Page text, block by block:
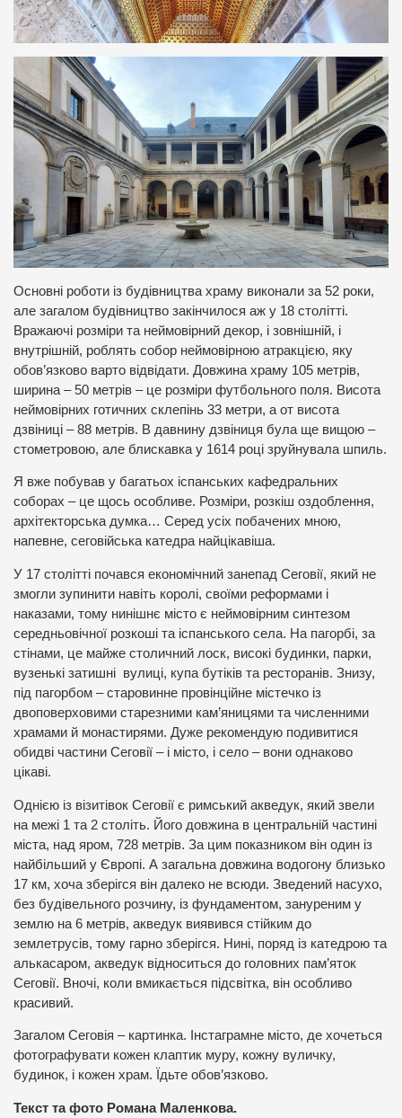
Основні роботи із будівництва храму виконали за 52 роки,
але загалом будівництво закінчилося аж у 18 столітті.
Вражаючі розміри та неймовірний декор, і зовнішній, і
внутрішній, роблять собор неймовірною атракцією, яку
обов’язково варто відвідати. Довжина храму 105 метрів,
ширина – 50 метрів – це розміри футбольного поля. Висота
неймовірних готичних склепінь 33 метри, а от висота
дзвіниці – 88 метрів. В давнину дзвіниця була ще вищою –
стометровою, але блискавка у 1614 році зруйнувала шпиль.
Я вже побував у багатьох іспанських кафедральних
соборах – це щось особливе. Розміри, розкіш оздоблення,
архітекторська думка… Серед усіх побачених мною,
напевне, сеговійська катедра найцікавіша.
У 17 столітті почався економічний занепад Сеговії, який не
змогли зупинити навіть королі, своїми реформами і
наказами, тому нинішнє місто є неймовірним синтезом
середньовічної розкоші та іспанського села. На пагорбі, за
стінами, це майже столичний лоск, високі будинки, парки,
вузенькі затишні вулиці, купа бутіків та ресторанів. Знизу,
під пагорбом – старовинне провінційне містечко із
двоповерховими старезними кам’яницями та численними
храмами й монастирями. Дуже рекомендую подивитися
обидві частини Сеговії – і місто, і село – вони однаково
цікаві.
Однією із візитівок Сеговії є римський акведук, який звели
на межі 1 та 2 століть. Його довжина в центральній частині
міста, над яром, 728 метрів. За цим показником він один із
найбільший у Європі. А загальна довжина водогону близько
17 км, хоча зберігся він далеко не всюди. Зведений насухо,
без будівельного розчину, із фундаментом, зануреним у
землю на 6 метрів, акведук виявився стійким до
землетрусів, тому гарно зберігся. Нині, поряд із катедрою та
алькасаром, акведук відноситься до головних пам’яток
Сеговії. Вночі, коли вмикається підсвітка, він особливо
красивий.
Загалом Сеговія – картинка. Інстаграмне місто, де хочеться
фотографувати кожен клаптик муру, кожну вуличку,
будинок, і кожен храм. Їдьте обов’язково.
Текст та фото Романа Маленкова.